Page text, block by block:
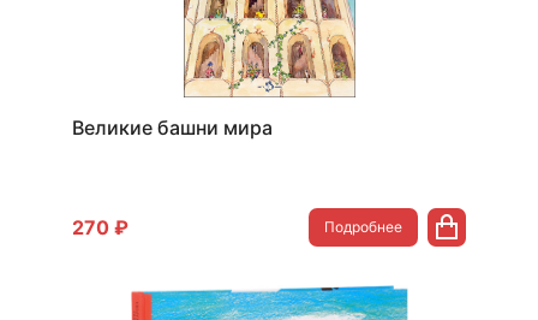
Великие башни мира
270 ₽ Подробнее